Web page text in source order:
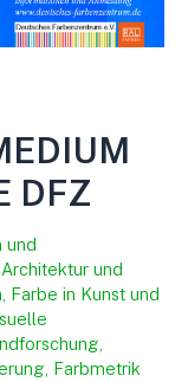
DFZ
und
und
Farbe in Kunst und
Farbmetrik